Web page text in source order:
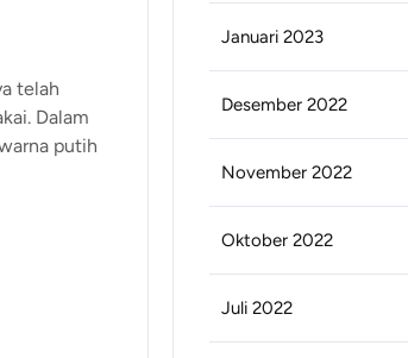
telah
Dalam
putih
Januari 2023
Desember 2022
November 2022
Oktober 2022
Juli 2022